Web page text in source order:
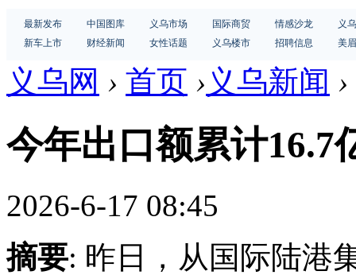
最新发布 中国图库 义乌市场 国际商贸 情感沙龙
义
新车上市
财经新闻 女性话题 义乌楼市 招聘信息 美
义乌网 › 首页 › 义乌新闻 ›
今年出口额累计16.7
2026-6-17 08:45
摘要: 昨日，从国际陆港